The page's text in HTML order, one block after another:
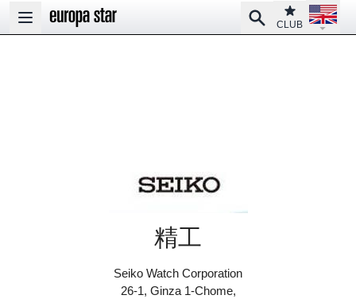
Open main menu
SearchClub
CLUB
Open
精工
Seiko Watch Corporation
26-1, Ginza 1-Chome,